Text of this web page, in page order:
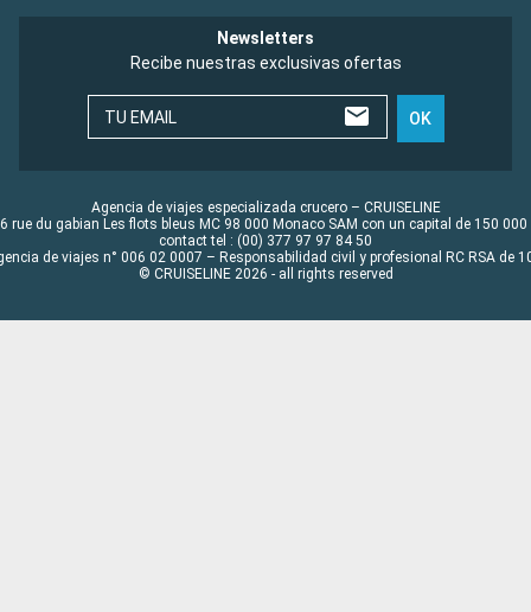
Newsletters
Recibe nuestras exclusivas ofertas
TU EMAIL OK
Agencia de viajes especializada crucero – CRUISELINE
rue du gabian Les flots bleus MC 98 000 Monaco SAM con un capital de 150 000
contact tel : (00) 377 97 97 84 50
de viajes n° 006 02 0007 – Responsabilidad civil y profesional RC RSA de
© CRUISELINE 2026 - all rights reserved